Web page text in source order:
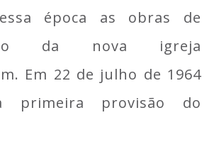
época as obras de
da nova igreja
Em 22 de julho de 1964
primeira provisão do